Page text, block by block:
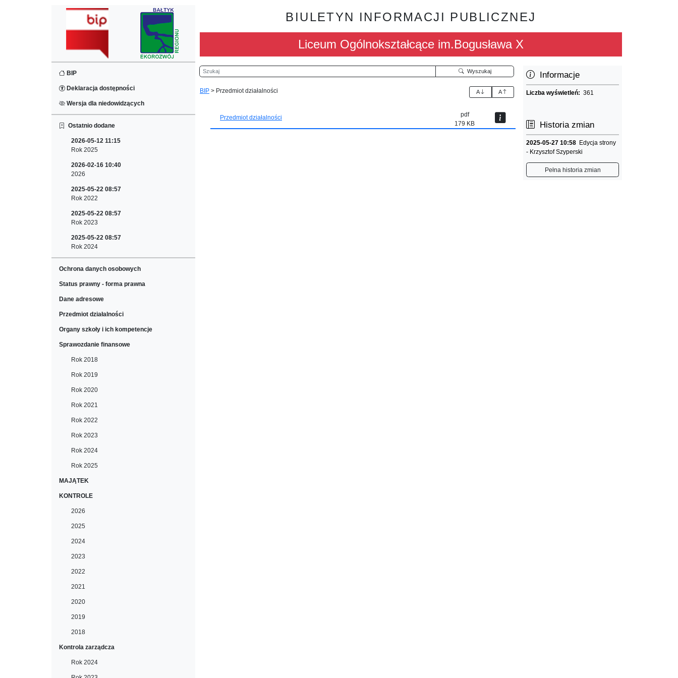
BIP
Deklaracja dostępności
Wersja dla niedowidzących
Ostatnio dodane
2026-05-12 11:15
Rok 2025
2026-02-16 10:40
2026
2025-05-22 08:57
Rok 2022
2025-05-22 08:57
Rok 2023
2025-05-22 08:57
Rok 2024
Ochrona danych osobowych
Status prawny - forma prawna
Dane adresowe
Przedmiot działalności
Organy szkoły i ich kompetencje
Sprawozdanie finansowe
Rok 2018
Rok 2019
Rok 2020
Rok 2021
Rok 2022
Rok 2023
Rok 2024
Rok 2025
MAJĄTEK
KONTROLE
2026
2025
2024
2023
2022
2021
2020
2019
2018
Kontrola zarządcza
Rok 2024
BIULETYN INFORMACJI PUBLICZNEJ
Liceum Ogólnokształcące im.Bogusława X
Szukaj Wyszukaj
BIP > Przedmiot działalności A A
Przedmiot działalności
pdf
179 KB
Informacje
Liczba wyświetleń:361
Historia zmian
2025-05-27 10:58 Edycja strony
- Krzysztof Szyperski
Pełna historia zmian